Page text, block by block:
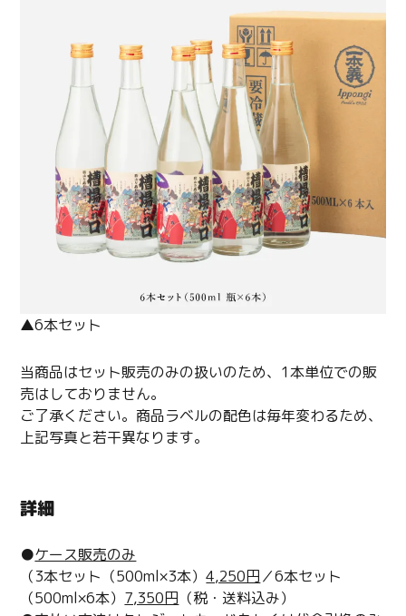
▲6本セット
当商品はセット販売のみの扱いのため、1本単位での販
売はしておりません。
ご了承ください。商品ラベルの配色は毎年変わるため、
上記写真と若干異なります。
詳細
●ケース販売のみ
（3本セット（500ml×3本）4,250円／6本セット
（500ml×6本） 7,350円 （税・送料込み）